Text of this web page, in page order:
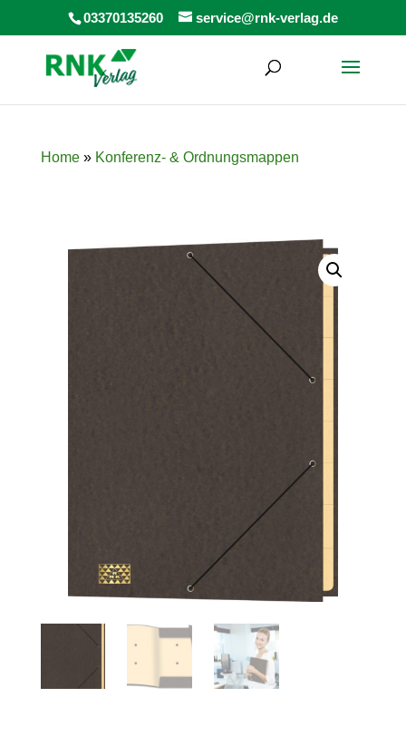
03370135260 service@rnk-verlag.de
Home» Konferenz- & Ordnungsmappen